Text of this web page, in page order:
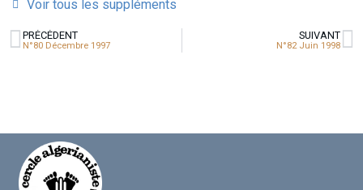
Voir tous les suppléments
PRÉCÉDENT
N°80 Décembre 1997
SUIVANT
N°82 Juin 1998